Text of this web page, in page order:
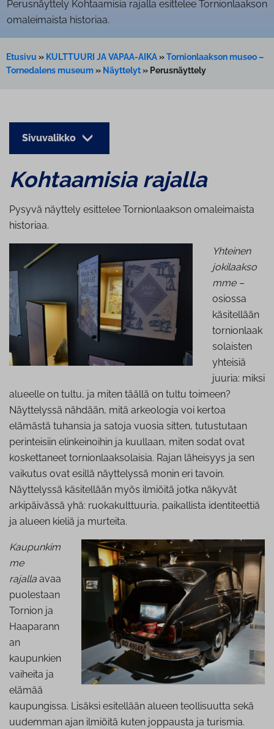
Perusnäyttely Kohtaamisia rajalla esittelee Tornionlaakson
omaleimaista historiaa.
Etusivu » KULTTUURI JA VAPAA-AIKA»Tornionlaakson museo –
Tornedalens museum» Näyttelyt» Perusnäyttely
Sivuvalikko
Kohtaamisia rajalla
Pysyvä näyttely esittelee Tornionlaakson omaleimaista
historiaa.
Yhteinen
jokilaakso
mme –
osiossa
käsitellään
tornionlaak
solaisten
yhteisiä
juuria: miksi
alueelle on tultu, ja miten täällä on tultu toimeen?
Näyttelyssä nähdään, mitä arkeologia voi kertoa
elämästä tuhansia ja satoja vuosia sitten, tutustutaan
perinteisiin elinkeinoihin ja kuullaan, miten sodat ovat
koskettaneet tornionlaaksolaisia. Rajan läheisyys ja sen
vaikutus ovat esillä näyttelyssä monin eri tavoin.
Näyttelyssä käsitellään myös ilmiöitä jotka näkyvät
arkipäivässä yhä: ruokakulttuuria, paikallista identiteettiä
ja alueen kieliä ja murteita.
Kaupunkim
me
rajalla avaa
puolestaan
Tornion ja
Haaparann
an
kaupunkien
vaiheita ja
elämää
kaupungissa. Lisäksi esitellään alueen teollisuutta sekä
uudemman ajan ilmiöitä kuten joppausta ja turismia.